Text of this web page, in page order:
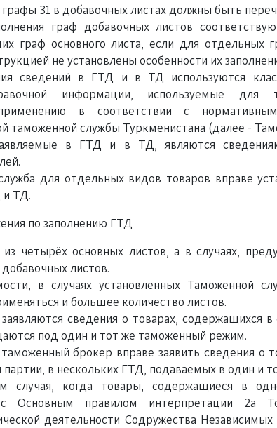
графы 31 в добавочных листах должны быть
граф добавочных листов
граф основного листа, если для отдельных
не установлены особенности их
сведений в ГТД и в ТД используются
информации, используемые
в соответствии с
таможенной службы Туркменистана (далее -
в ГТД и в ТД, являются
для отдельных видов товаров вправе
и ТД.
по заполнению ГТД
четырёх основных листов, а в случаях,
листов.
в случаях установленных Таможенной
и большее количество листов.
сведения о товарах, содержащихся в
под один и тот же таможенный режим.
брокер вправе заявить сведения о
партии, в нескольких ГТД, подаваемых в один и
случая, когда товары, содержащиеся в
с Основным правилом интерпретации 2а
деятельности Содружества